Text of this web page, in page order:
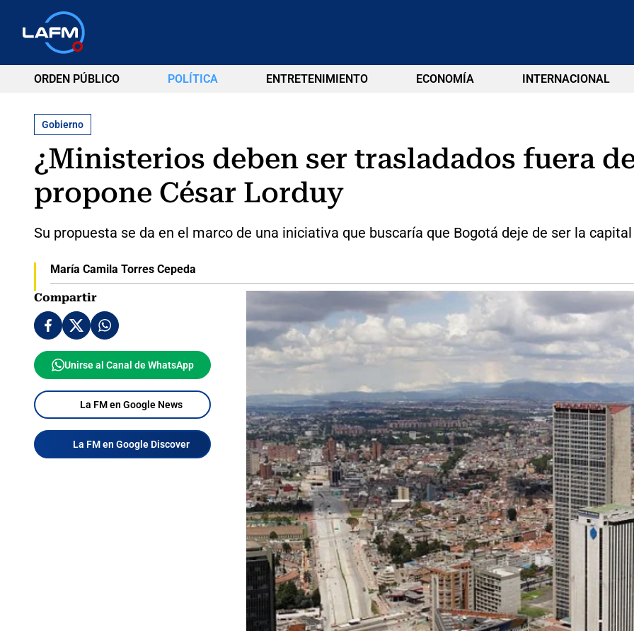
ORDEN PÚBLICO POLÍTICA ENTRETENIMIENTO ECONOMÍA INTERNACIONAL
Gobierno
¿Ministerios deben ser trasladados fuera
propone César Lorduy
Su propuesta se da en el marco de una iniciativa que buscaría que Bogotá deje de ser la
María Camila Torres Cepeda
Compartir
Unirse al Canal de WhatsApp
La FM en Google News
La FM en Google Discover